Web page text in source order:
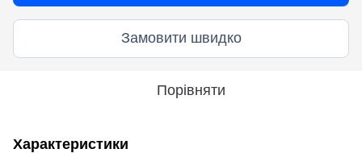
Замовити швидко
Порівняти
Характеристики